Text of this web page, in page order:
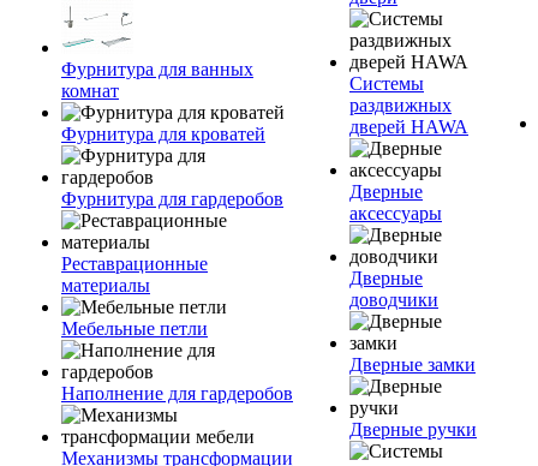
Фурнитура для ванных
комнат
Фурнитура для кроватей
Фурнитура для гардеробов
Реставрационные
материалы
Мебельные петли
Наполнение для гардеробов
Механизмы трансформации
Системы
раздвижных
дверей HAWA
Дверные
аксессуары
Дверные
доводчики
Дверные замки
Дверные ручки